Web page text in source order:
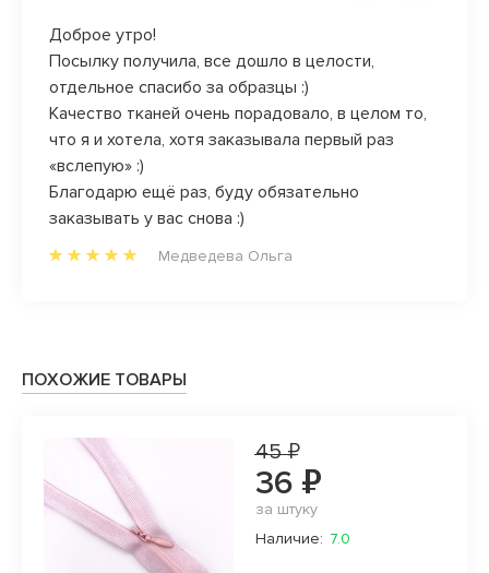
Доброе утро!
Посылку получила, все дошло в целости,
отдельное спасибо за образцы :)
Качество тканей очень порадовало, в целом то,
что я и хотела, хотя заказывала первый раз
«вслепую» :)
Благодарю ещё раз, буду обязательно
заказывать у вас снова :)
Медведева Ольга
ПОХОЖИЕ ТОВАРЫ
45 ₽
36 ₽
за штуку
Наличие: 7.0